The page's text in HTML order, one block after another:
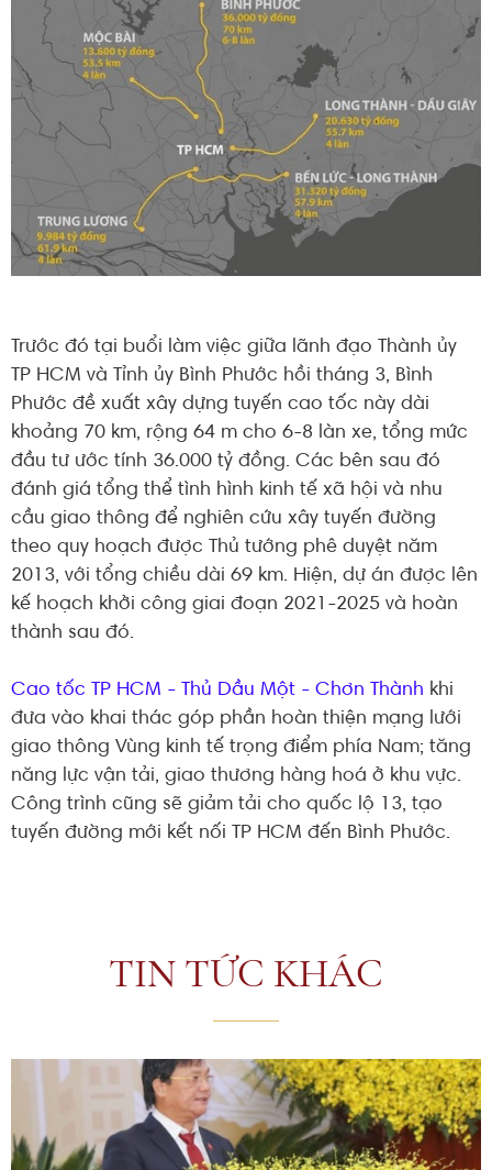
Trước đó tại buổi làm việc giữa lãnh đạo Thành ủy
TP HCM và Tỉnh ủy Bình Phước hồi tháng 3, Bình
Phước đề xuất xây dựng tuyến cao tốc này dài
khoảng 70 km, rộng 64 m cho 6-8 làn xe, tổng mức
đầu tư ước tính 36.000 tỷ đồng. Các bên sau đó
đánh giá tổng thể tình hình kinh tế xã hội và nhu
cầu giao thông để nghiên cứu xây tuyến đường
theo quy hoạch được Thủ tướng phê duyệt năm
2013, với tổng chiều dài 69 km. Hiện, dự án được lên
kế hoạch khởi công giai đoạn 2021-2025 và hoàn
thành sau đó.
Cao tốc TP HCM - Thủ Dầu Một - Chơn Thành khi
đưa vào khai thác góp phần hoàn thiện mạng lưới
giao thông Vùng kinh tế trọng điểm phía Nam; tăng
năng lực vận tải, giao thương hàng hoá ở khu vực.
Công trình cũng sẽ giảm tải cho quốc lộ 13, tạo
tuyến đường mới kết nối TP HCM đến Bình Phước.
TIN TỨC KHÁC